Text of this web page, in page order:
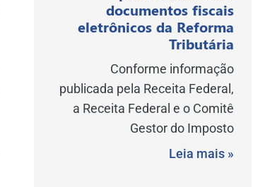
documentos fiscais
eletrônicos da Reforma
Tributária
Conforme informação
publicada pela Receita Federal,
a Receita Federal e o Comitê
Gestor do Imposto
Leia mais »